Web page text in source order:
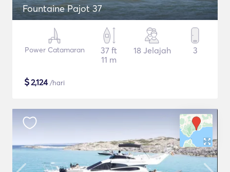
Fountaine Pajot 37
Power Catamaran
37 ft
11 m
18 Jelajah 3
$2,124/hari